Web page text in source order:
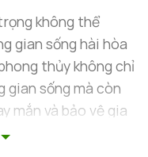
không thể
gian sống hài hòa
thủy không chỉ
gian sống mà còn
mắn và bảo vệ gia
trong những sản